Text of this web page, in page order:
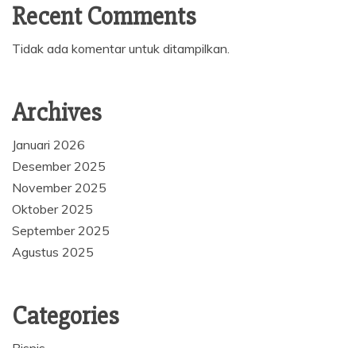
Recent Comments
Tidak ada komentar untuk ditampilkan.
Archives
Januari 2026
Desember 2025
November 2025
Oktober 2025
September 2025
Agustus 2025
Categories